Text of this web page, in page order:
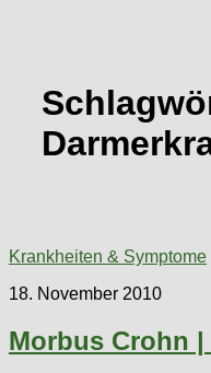
Krankheiten & Symptome
18. November 2010
Morbus Crohn